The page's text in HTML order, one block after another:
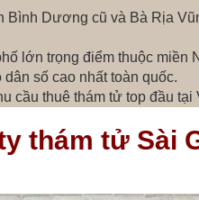
Dương cũ và Bà Rịa
lớn trọng điểm thuộc miền
số cao nhất toàn quốc.
cầu thuê thám tử top đầu tại
thám tử Sài